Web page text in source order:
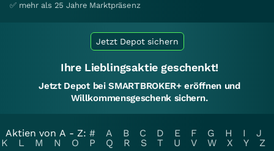
✅ mehr als 25 Jahre Marktpräsenz
Jetzt Depot sichern
Ihre Lieblingsaktie geschenkt!
Jetzt Depot bei SMARTBROKER+ eröffnen und
Willkommensgeschenk sichern.
Aktien von A - Z: # A B C D E F G H I
J
K
L M N O P Q R S T U V W X Y
Z